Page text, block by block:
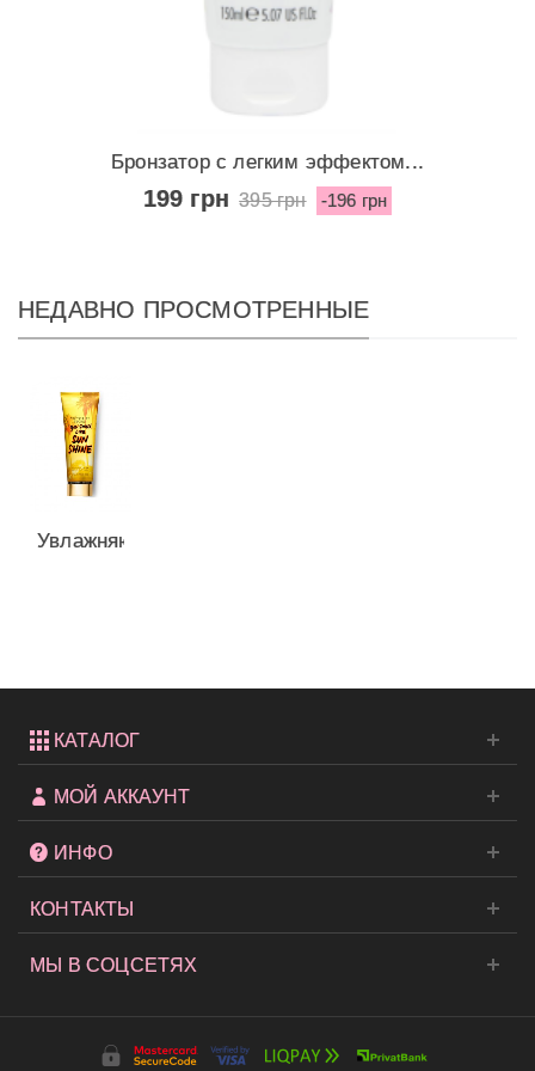
Бронзатор с легким эффектом...
199 грн 395 грн -196 грн
НЕДАВНО ПРОСМОТРЕННЫЕ
Увлажняющий
КАТАЛОГ
МОЙ АККАУНТ
ИНФО
КОНТАКТЫ
МЫ В СОЦСЕТЯХ